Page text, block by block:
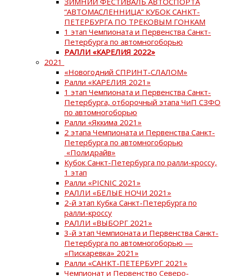
“АВТОМАСЛЕННИЦА” КУБОК САНКТ-
ПЕТЕРБУРГА ПО ТРЕКОВЫМ ГОНКАМ
1 этап Чемпионата и Первенства Санкт-
Петербурга по автомногоборью
РАЛЛИ «КАРЕЛИЯ 2022»
2021
«Новогодний СПРИНТ-СЛАЛОМ»
Ралли «КАРЕЛИЯ 2021»
1 этап Чемпионата и Первенства Санкт-
Петербурга, отборочный этапа ЧиП СЗФО
по автомногоборью
Ралли «Яккима 2021»
2 этапа Чемпионата и Первенства Санкт-
Петербурга по автомногоборью
«Полидрайв»
Кубок Санкт-Петербурга по ралли-кроссу,
1 этап
Ралли «PICNIC 2021»
РАЛЛИ «БЕЛЫЕ НОЧИ 2021»
2-й этап Кубка Санкт-Петербурга по
ралли-кроссу
РАЛЛИ «ВЫБОРГ 2021»
3-й этап Чемпионата и Первенства Санкт-
Петербурга по автомногоборью —
«Пискаревка» 2021»
Ралли «САНКТ-ПЕТЕРБУРГ 2021»
Чемпионат и Первенство Северо-